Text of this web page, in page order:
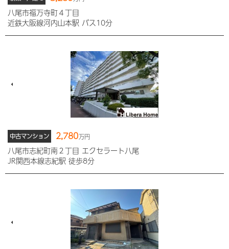
八尾市福万寺町４丁目
近鉄大阪線河内山本駅 バス10分
中古マンション 2,780万円
八尾市志紀町南２丁目 エクセラート八尾
JR関西本線志紀駅 徒歩8分